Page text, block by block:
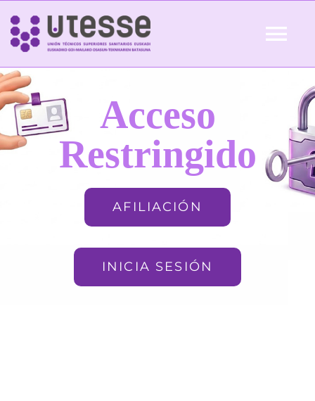
Skip
content
Inicio
QUIÉNES SOMOS Acceso
Restringido
AFILIACIÓN
INICIA SESIÓN